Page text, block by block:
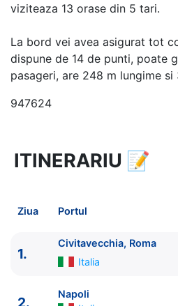
viziteaza 13 orase din 5 tari.
La bord vei avea asigurat tot
dispune de 14 de punti, poate
pasageri, are 248 m lungime si
947624
15 zile vacanta de croaziera in
Marea Mediterana de Vest si
Plecare pe 27 Iul 2026
din
Sosire pe 10 Aug 2026in
Explora I★★★★★★
ITINERARIU 📝
Ziua Portul
1.
Civitavecchia, Roma
Italia
Napoli